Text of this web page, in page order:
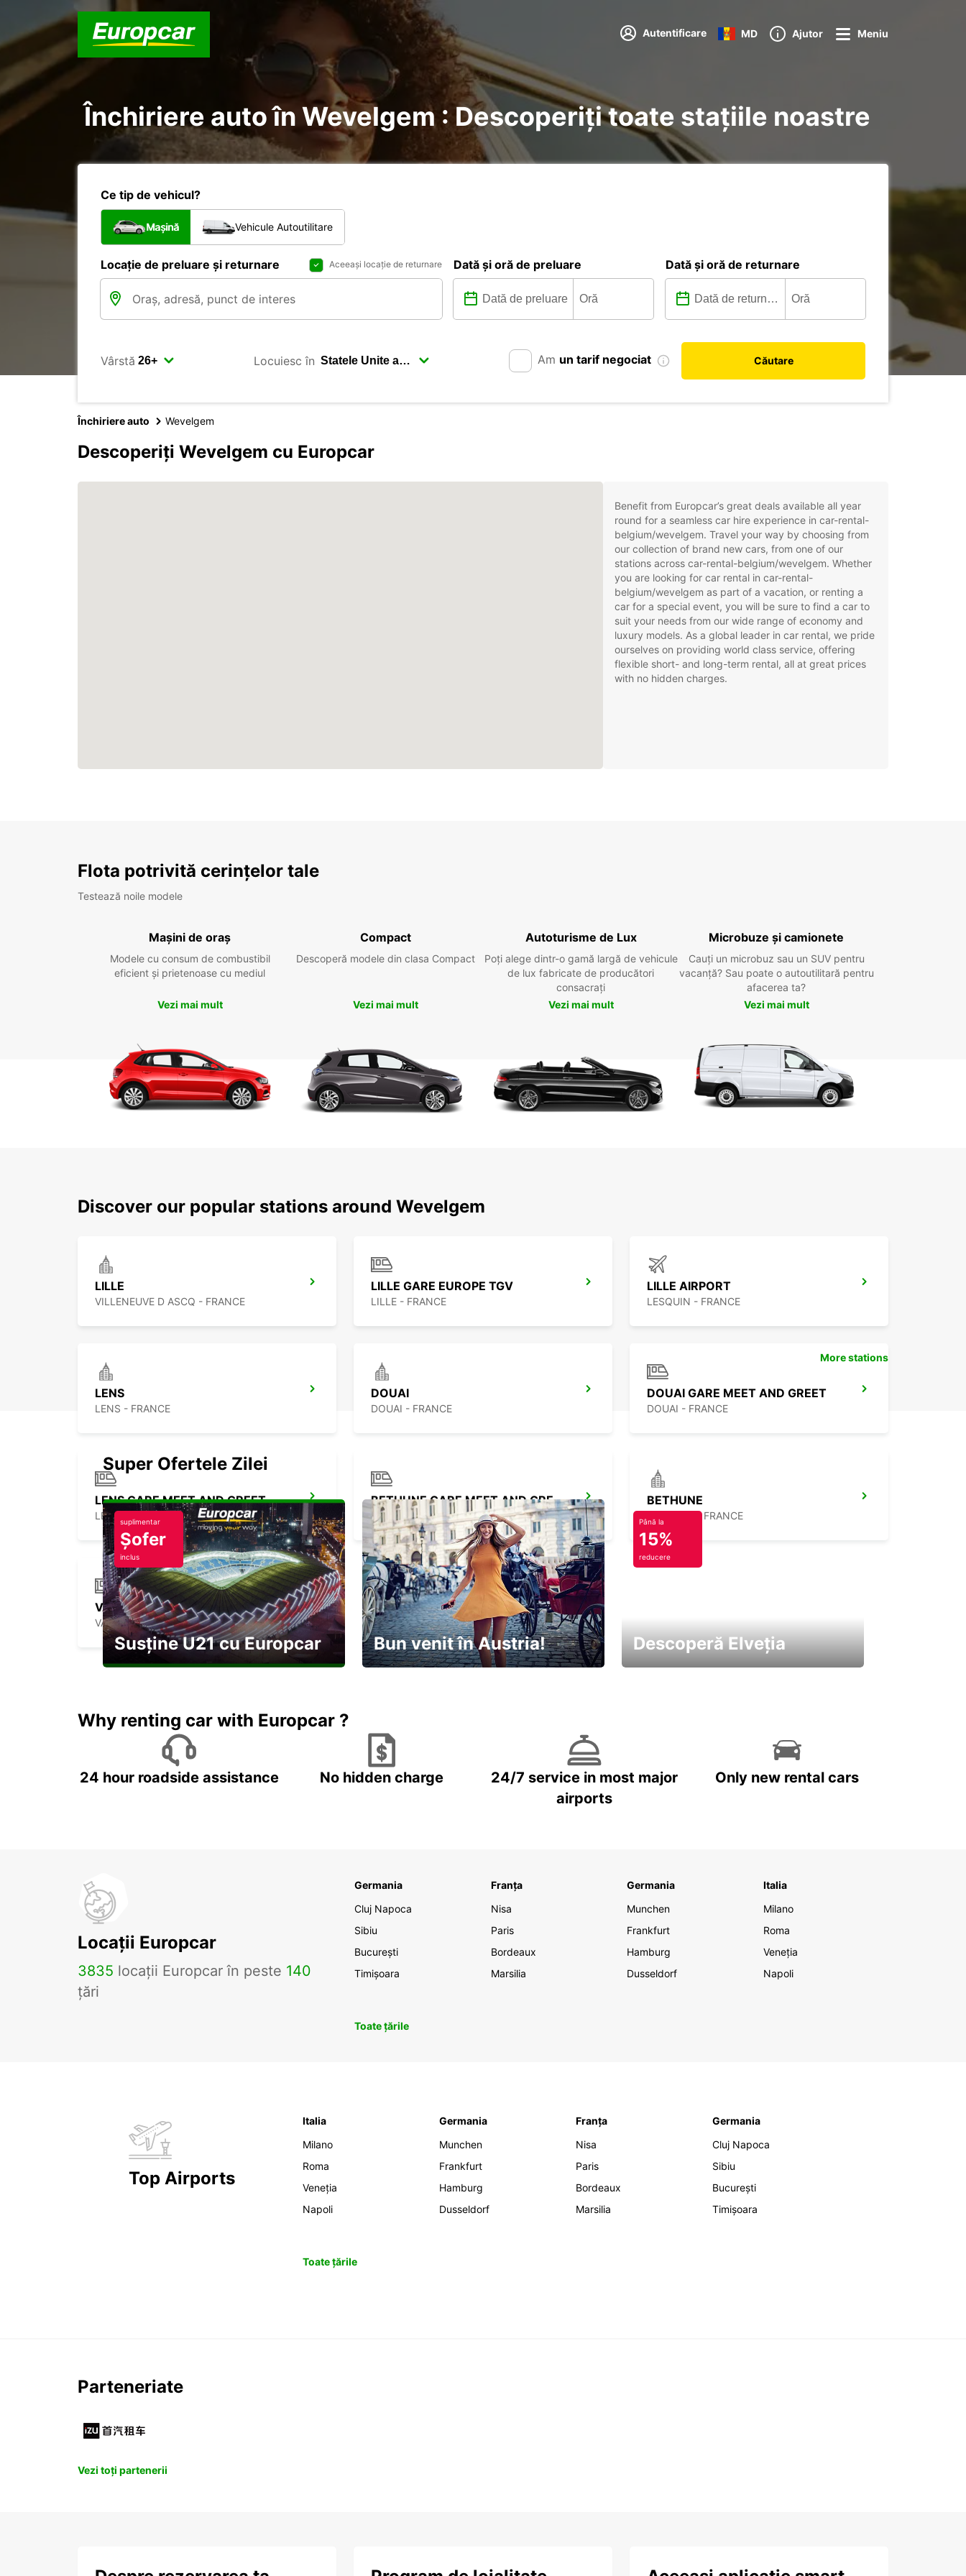
Autentificare MD Ajutor Meniu
Închiriere auto în Wevelgem : Descoperiți toate stațiile noastre
Ce tip de vehicul?
Mașină Vehicule Autoutilitare
Locație de preluare și returnare Aceeași locație de returnare Dată și oră de preluare Dată și oră de returnare
Vârstă Locuiesc în Am un tarif negociat Căutare
Închiriere auto Wevelgem
Descoperiți Wevelgem cu Europcar
Benefit from Europcar’s great deals available all year
round for a seamless car hire experience in car-rental-
belgium/wevelgem. Travel your way by choosing from
our collection of brand new cars, from one of our
stations across car-rental-belgium/wevelgem. Whether
you are looking for car rental in car-rental-
belgium/wevelgem as part of a vacation, or renting a
car for a special event, you will be sure to find a car to
suit your needs from our wide range of economy and
luxury models. As a global leader in car rental, we pride
ourselves on providing world class service, offering
flexible short- and long-term rental, all at great prices
with no hidden charges.
Flota potrivită cerințelor tale
Testează noile modele
Mașini de oraș
Modele cu consum de combustibil
eficient și prietenoase cu mediul
Vezi mai mult
Compact
Descoperă modele din clasa Compact
Vezi mai mult
Autoturisme de Lux
Poți alege dintr-o gamă largă de vehicule
de lux fabricate de producători
consacrați
Vezi mai mult
Microbuze și camionete
Cauți un microbuz sau un SUV pentru
vacanță? Sau poate o autoutilitară pentru
afacerea ta?
Vezi mai mult
Discover our popular stations around Wevelgem
LILLE
VILLENEUVE D ASCQ - FRANCE
LILLE GARE EUROPE TGV
LILLE - FRANCE
LILLE AIRPORT
LESQUIN - FRANCE
LENS
LENS - FRANCE
DOUAI
DOUAI - FRANCE
DOUAI GARE MEET AND GREET
DOUAI - FRANCE
LENS GARE MEET AND GREET
LENS - FRANCE
BETHUNE GARE MEET AND GREET
BETHUNE - FRANCE
BETHUNE
BETHUNE - FRANCE
VALENCIENNES GARE MEET AND GREET
VALENCIENNES - FRANCE
More stations
Super Ofertele Zilei
suplimentar
Șofer
inclus
Susține U21 cu Europcar Bun venit în Austria!
Până la
15%
reducere
Descoperă Elveția
Why renting car with Europcar ?
24 hour roadside assistance No hidden charge
24/7 service in most major
airports
Only new rental cars
Locații Europcar
3835 locații Europcar în peste 140
țări
Germania
Cluj Napoca
Sibiu
București
Timișoara
Franța
Nisa
Paris
Bordeaux
Marsilia
Germania
Munchen
Frankfurt
Hamburg
Dusseldorf
Italia
Milano
Roma
Veneția
Napoli
Toate țările
Top Airports
Italia
Milano
Roma
Veneția
Napoli
Germania
Munchen
Frankfurt
Hamburg
Dusseldorf
Franța
Nisa
Paris
Bordeaux
Marsilia
Germania
Cluj Napoca
Sibiu
București
Timișoara
Toate țările
Parteneriate
Vezi toți partenerii